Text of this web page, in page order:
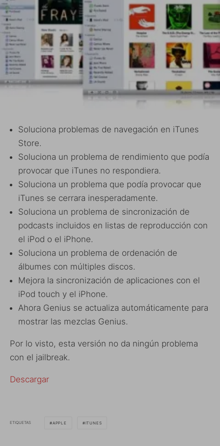
Soluciona problemas de navegación en iTunes
Store.
Soluciona un problema de rendimiento que podía
provocar que iTunes no respondiera.
Soluciona un problema que podía provocar que
iTunes se cerrara inesperadamente.
Soluciona un problema de sincronización de
podcasts incluidos en listas de reproducción con
el iPod o el iPhone.
Soluciona un problema de ordenación de
álbumes con múltiples discos.
Mejora la sincronización de aplicaciones con el
iPod touch y el iPhone.
Ahora Genius se actualiza automáticamente para
mostrar las mezclas Genius.
Por lo visto, esta versión no da ningún problema
con el jailbreak.
Descargar
ETIQUETAS APPLE ITUNES